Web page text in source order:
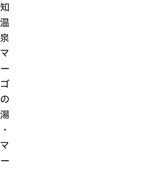
知
温
泉
マ
ー
ゴ
の
湯
・
マ
ー